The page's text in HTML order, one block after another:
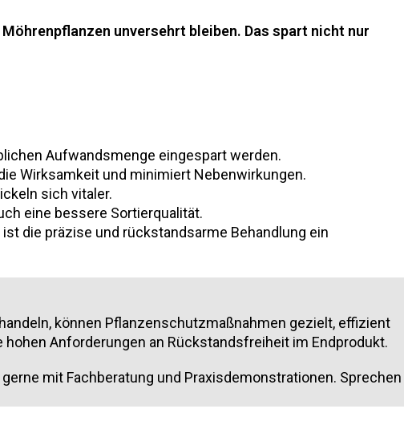
unversehrt bleiben. Das spart nicht nur
Aufwandsmenge eingespart werden.
Wirksamkeit und minimiert Nebenwirkungen.
sich vitaler.
eine bessere Sortierqualität.
die präzise und rückstandsarme Behandlung ein
können Pflanzenschutzmaßnahmen gezielt, effizient
Anforderungen an Rückstandsfreiheit im Endprodukt.
mit Fachberatung und Praxisdemonstrationen. Sprechen